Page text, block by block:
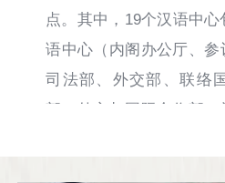
点。其中，19个汉语中
语中心（内阁办公厅、参
司法部、外交部、联络